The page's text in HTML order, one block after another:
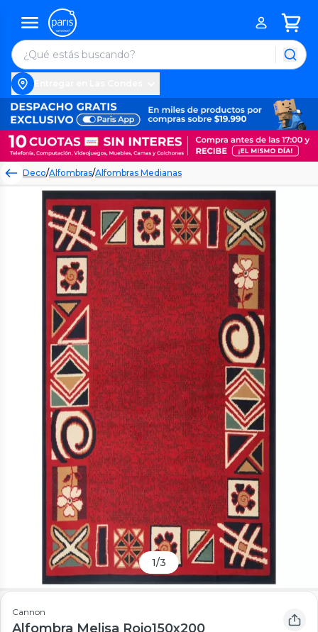
Deco/Alfombras/Alfombras Medianas
1/3
Cannon
Alfombra Melisa Rojo150x200